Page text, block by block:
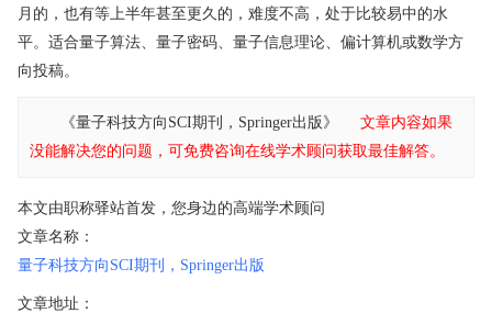
月的，也有等上半年甚至更久的，难度不高，处于比较易中的水
平。适合量子算法、量子密码、量子信息理论、偏计算机或数学方
向投稿。
《量子科技方向SCI期刊，Springer出版》
文章内容如果
没能解决您的问题，可免费咨询在线学术顾问获取最佳解答。
本文由职称驿站首发，您身边的高端学术顾问
文章名称：
量子科技方向SCI期刊，Springer出版
文章地址：